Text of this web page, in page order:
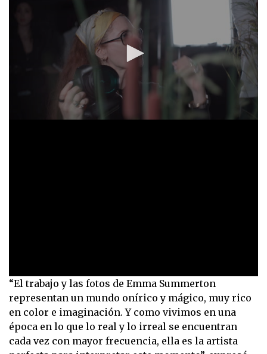
0
seconds
of
9
minutes,
26
seconds
“El trabajo y las fotos de Emma Summerton
representan un mundo onírico y mágico, muy rico
en color e imaginación. Y como vivimos en una
época en lo que lo real y lo irreal se encuentran
cada vez con mayor frecuencia, ella es la artista